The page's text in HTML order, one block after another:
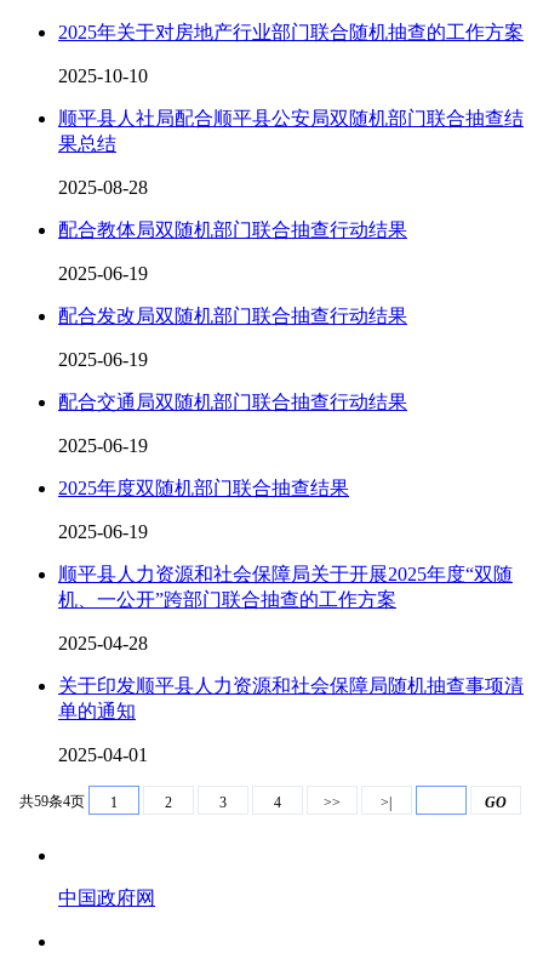
2025年关于对房地产行业部门联合随机抽查的工作方案
2025-10-10
顺平县人社局配合顺平县公安局双随机部门联合抽查结
果总结
2025-08-28
配合教体局双随机部门联合抽查行动结果
2025-06-19
配合发改局双随机部门联合抽查行动结果
2025-06-19
配合交通局双随机部门联合抽查行动结果
2025-06-19
2025年度双随机部门联合抽查结果
2025-06-19
顺平县人力资源和社会保障局关于开展2025年度“双随
机、一公开”跨部门联合抽查的工作方案
2025-04-28
关于印发顺平县人力资源和社会保障局随机抽查事项清
单的通知
2025-04-01
共59条4页 1 2 3 4 >> >| GO
中国政府网